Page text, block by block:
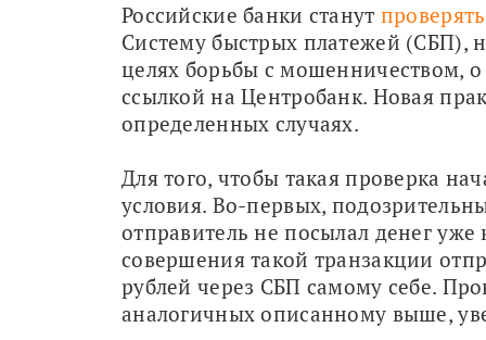
Российские банки станут
Систему быстрых платежей (СБП),
целях борьбы с мошенничеством,
ссылкой на Центробанк. Новая
определенных случаях.
Для того, чтобы такая проверка
условия. Во-первых,
отправитель не посылал денег
совершения такой транзакции
рублей через СБП самому себе.
аналогичных описанному выше,